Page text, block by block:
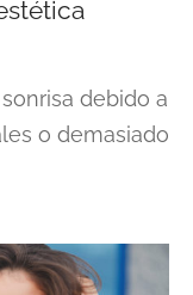
debido a
o demasiado